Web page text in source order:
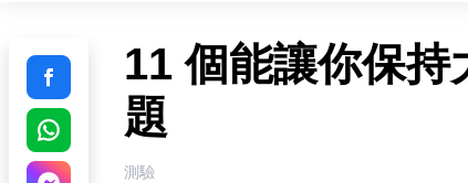
11 個能讓你保
題
測驗